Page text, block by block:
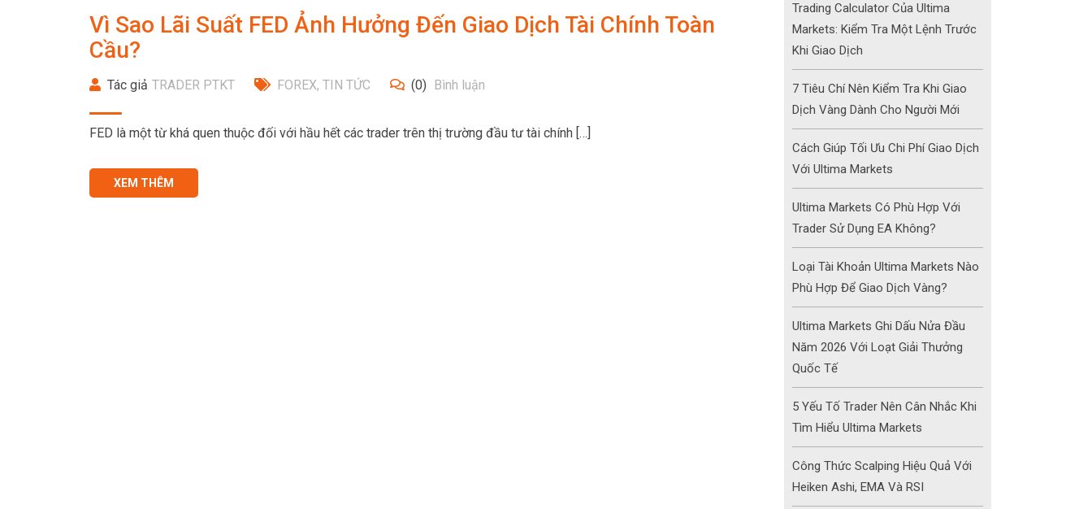
Vì Sao Lãi Suất FED Ảnh Hưởng Đến Giao Dịch Tài Chính Toàn
Cầu?
Tác giả TRADER PTKT FOREX, TIN TỨC (0) Bình luận
FED là một từ khá quen thuộc đối với hầu hết các trader trên thị trường đầu tư tài chính […]
XEM THÊM
Trading Calculator Của Ultima
Markets: Kiểm Tra Một Lệnh Trước
Khi Giao Dịch
7 Tiêu Chí Nên Kiểm Tra Khi Giao
Dịch Vàng Dành Cho Người Mới
Cách Giúp Tối Ưu Chi Phí Giao Dịch
Với Ultima Markets
Ultima Markets Có Phù Hợp Với
Trader Sử Dụng EA Không?
Loại Tài Khoản Ultima Markets Nào
Phù Hợp Để Giao Dịch Vàng?
Ultima Markets Ghi Dấu Nửa Đầu
Năm 2026 Với Loạt Giải Thưởng
Quốc Tế
5 Yếu Tố Trader Nên Cân Nhắc Khi
Tìm Hiểu Ultima Markets
Công Thức Scalping Hiệu Quả Với
Heiken Ashi, EMA Và RSI